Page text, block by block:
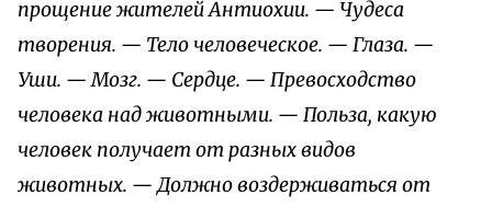
прощение жителей Антиохии. — Чудеса
творения. — Тело человеческое. — Глаза. —
Уши. — Мозг. — Сердце. — Превосходство
человека над животными. — Польза, какую
человек получает от разных видов
животных. — Должно воздерживаться от